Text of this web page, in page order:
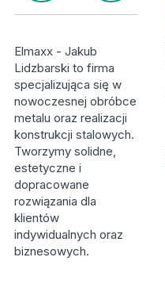
Elmaxx - Jakub
Lidzbarski to firma
specjalizująca się w
nowoczesnej obróbce
metalu oraz realizacji
konstrukcji stalowych.
Tworzymy solidne,
estetyczne i
dopracowane
rozwiązania dla
klientów
indywidualnych oraz
biznesowych.